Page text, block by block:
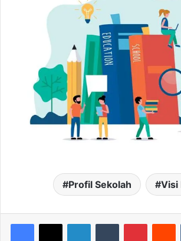
Profil Sekolah Visi
LinkedInTumblr Pinterest